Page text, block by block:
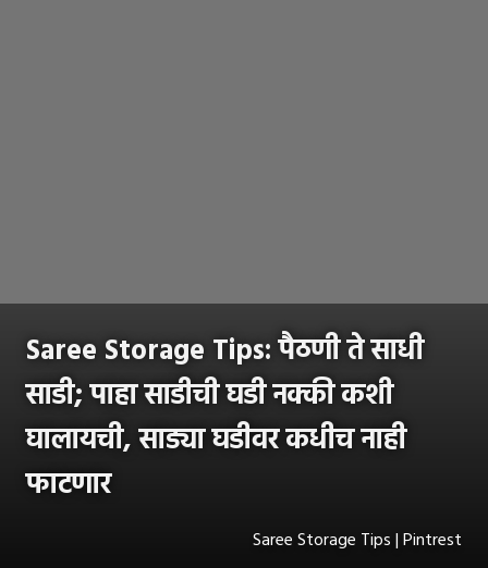
Saree Storage Tips: पैठणी ते साधी
साडी; पाहा साडीची घडी नक्की कशी
घालायची, साड्या घडीवर कधीच नाही
फाटणार
Saree Storage Tips | Pintrest